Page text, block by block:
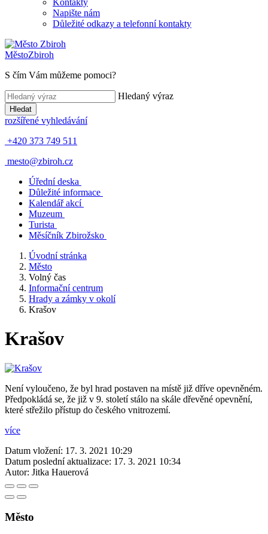
Kontakty
Napište nám
Důležité odkazy a telefonní kontakty
MěstoZbiroh
S čím Vám můžeme pomoci?
Hledaný výraz
Hledat
rozšířené vyhledávání
+420 373 749 511
mesto@zbiroh.cz
Úřední deska
Důležité informace
Kalendář akcí
Muzeum
Turista
Měsíčník Zbirožsko
Úvodní stránka
Město
Volný čas
Informační centrum
Hrady a zámky v okolí
Krašov
Krašov
Není vyloučeno, že byl hrad postaven na místě již dříve opevněném.
Předpokládá se, že již v 9. století stálo na skále dřevěné opevnění,
které střežilo přístup do českého vnitrozemí.
více
Datum vložení: 17. 3. 2021 10:29
Datum poslední aktualizace: 17. 3. 2021 10:34
Autor: Jitka Hauerová
Město